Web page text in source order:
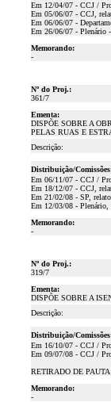
Em 12/04/07 - CCJ /
Em 05/06/07 - CCJ,
Em 06/06/07 -
Em 26/06/07 - Plenário
Memorando:
-
Nº do Proj.:
361/7
Ementa:
DISPÕE SOBRE A
PELAS RUAS E
Descrição:
Distribuição/
Em 06/11/07 - CCJ /
Em 18/12/07 - CCJ,
Em 21/02/08 - SP,
Em 12/03/08 - Plenário,
Memorando:
-
Nº do Proj.:
319/7
Ementa:
DISPÕE SOBRE A
Descrição:
Distribuição/
Em 16/10/07 - CCJ /
Em 09/07/08 - CCJ /
RETIRADO DE PAUTA
Memorando:
-